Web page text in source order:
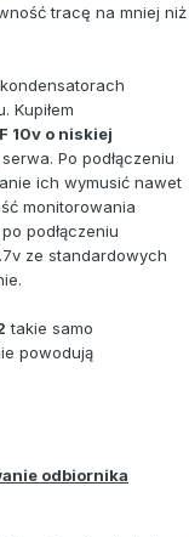
tracę na mniej niż
Kupiłem
10v o niskiej
Po podłączeniu
ich wymusić nawet
monitorowania
podłączeniu
ze standardowych
takie samo
powodują
odbiornika